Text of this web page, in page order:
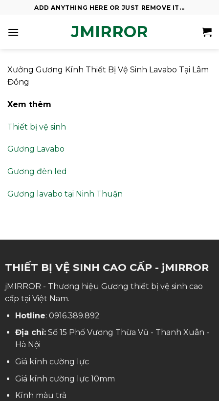
content
ADD ANYTHING HERE OR JUST REMOVE IT...
JMIRROR
Xưởng Gương Kính Thiết Bị Vệ Sinh Lavabo Tại Lâm
Đồng
Xem thêm
Thiết bị vệ sinh
Gương Lavabo
Gương đèn led
Gương lavabo tại Ninh Thuận
THIẾT BỊ VỆ SINH CAO CẤP - jMIRROR
jMIRROR - Thương hiệu Gương thiết bị vệ sinh cao
cấp tại Việt Nam.
Hotline: 0916.389.892
Địa chỉ:Số 15 Phố Vương Thừa Vũ - Thanh Xuân -
Hà Nội
Giá kính cường lực
Giá kính cường lực 10mm
Kính màu trà